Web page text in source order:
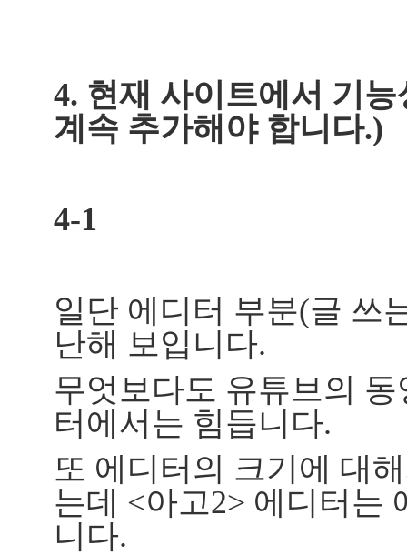
4. 현재 사이트에서 기
계속 추가해야 합니다.)
4-1
일단 에디터 부분(글 쓰
난해 보입니다.
무엇보다도 유튜브의
터에서는 힘듭니다.
또 에디터의 크기에 대
는데 <아고2> 에디터는
니다.